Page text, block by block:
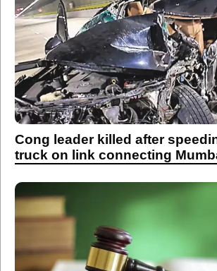
Cong leader killed after
truck on link connecting